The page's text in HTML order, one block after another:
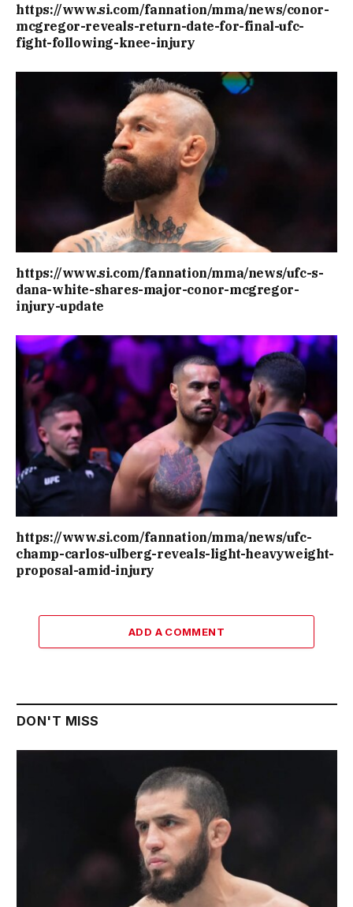
https://www.si.com/fannation/mma/news/conor-
mcgregor-reveals-return-date-for-final-ufc-
fight-following-knee-injury
https://www.si.com/fannation/mma/news/ufc-s-
dana-white-shares-major-conor-mcgregor-
injury-update
https://www.si.com/fannation/mma/news/ufc-
champ-carlos-ulberg-reveals-light-heavyweight-
proposal-amid-injury
ADD A COMMENT
DON'T MISS